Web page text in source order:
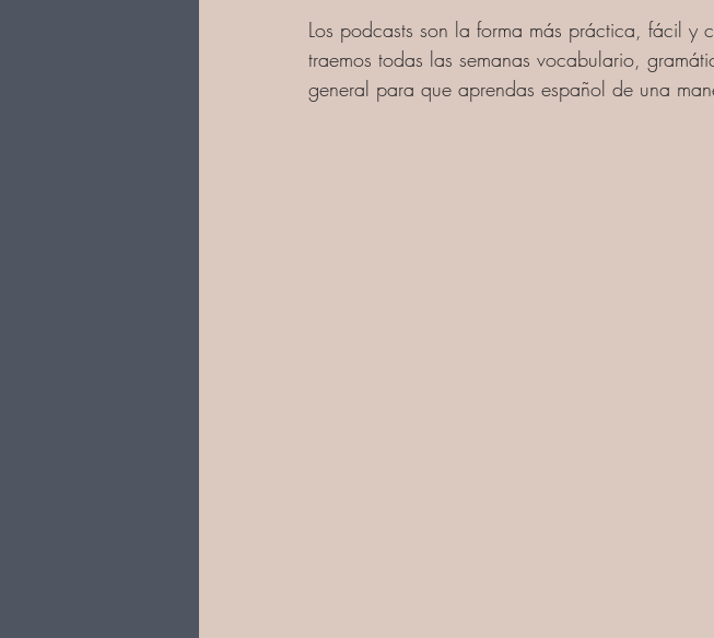
Los podcasts son la forma más práctica, fácil y
traemos todas las semanas vocabulario,
general para que aprendas español de una